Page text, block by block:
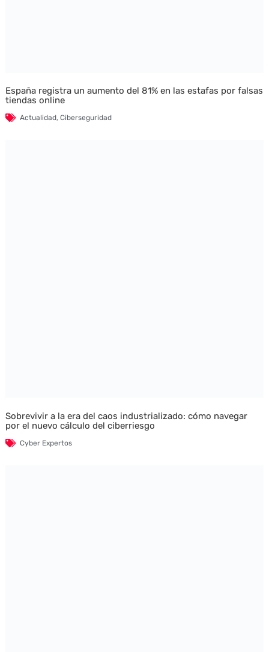
España registra un aumento del 81% en las estafas por falsas
tiendas online
Actualidad, Ciberseguridad
Sobrevivir a la era del caos industrializado: cómo navegar
por el nuevo cálculo del ciberriesgo
Cyber Expertos